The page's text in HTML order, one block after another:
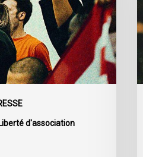
d'association